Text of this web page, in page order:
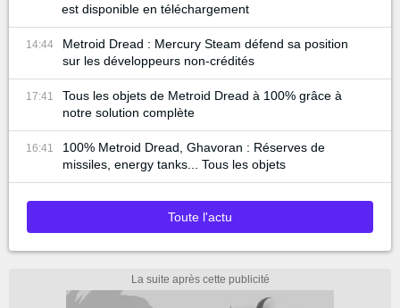
est disponible en téléchargement
14:44
Metroid Dread : Mercury Steam défend sa position
sur les développeurs non-crédités
17:41
Tous les objets de Metroid Dread à 100% grâce à
notre solution complète
16:41
100% Metroid Dread, Ghavoran : Réserves de
missiles, energy tanks... Tous les objets
Toute l'actu